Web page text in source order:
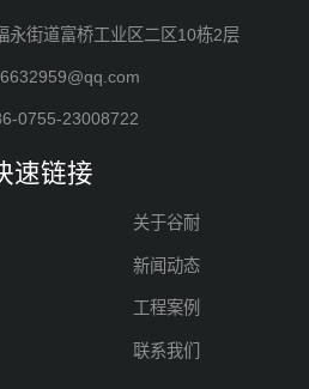
永街道富桥工业区二区10栋2层
0755-23008722
速链接
关于谷耐
新闻动态
工程案例
联系我们